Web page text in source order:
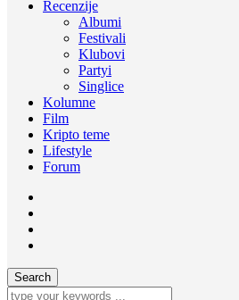
Recenzije
Albumi
Festivali
Klubovi
Partyi
Singlice
Kolumne
Film
Kripto teme
Lifestyle
Forum